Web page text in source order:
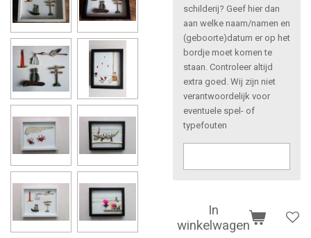
schilderij? Geef hier dan
aan welke naam/namen en
(geboorte)datum er op het
bordje moet komen te
staan. Controleer altijd
extra goed. Wij zijn niet
verantwoordelijk voor
eventuele spel- of
typefouten
In
winkelwagen